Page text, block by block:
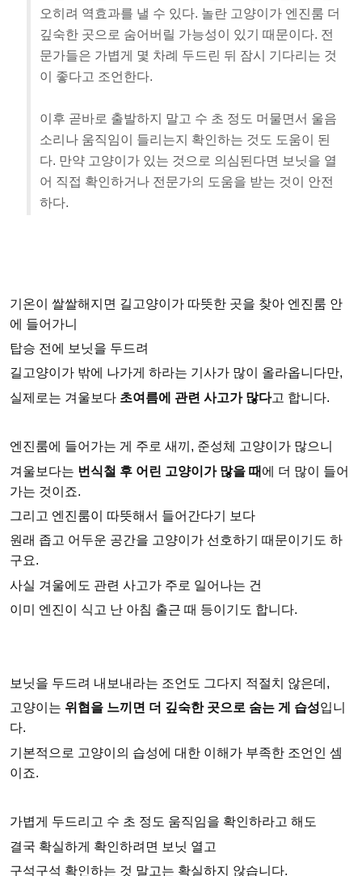
오히려 역효과를 낼 수 있다. 놀란 고양이가 엔진룸 더
깊숙한 곳으로 숨어버릴 가능성이 있기 때문이다. 전
문가들은 가볍게 몇 차례 두드린 뒤 잠시 기다리는 것
이 좋다고 조언한다.
이후 곧바로 출발하지 말고 수 초 정도 머물면서 울음
소리나 움직임이 들리는지 확인하는 것도 도움이 된
다. 만약 고양이가 있는 것으로 의심된다면 보닛을 열
어 직접 확인하거나 전문가의 도움을 받는 것이 안전
하다.
기온이 쌀쌀해지면 길고양이가 따뜻한 곳을 찾아 엔진룸 안
에 들어가니
탑승 전에 보닛을 두드려
길고양이가 밖에 나가게 하라는 기사가 많이 올라옵니다만,
실제로는 겨울보다 초여름에 관련 사고가 많다고 합니다.
엔진룸에 들어가는 게 주로 새끼, 준성체 고양이가 많으니
겨울보다는 번식철 후 어린 고양이가 많을 때에 더 많이 들어
가는 것이죠.
그리고 엔진룸이 따뜻해서 들어간다기 보다
원래 좁고 어두운 공간을 고양이가 선호하기 때문이기도 하
구요.
사실 겨울에도 관련 사고가 주로 일어나는 건
이미 엔진이 식고 난 아침 출근 때 등이기도 합니다.
보닛을 두드려 내보내라는 조언도 그다지 적절치 않은데,
고양이는 위협을 느끼면 더 깊숙한 곳으로 숨는 게 습성입니
다.
기본적으로 고양이의 습성에 대한 이해가 부족한 조언인 셈
이죠.
가볍게 두드리고 수 초 정도 움직임을 확인하라고 해도
결국 확실하게 확인하려면 보닛 열고
구석구석 확인하는 것 말고는 확실하지 않습니다.